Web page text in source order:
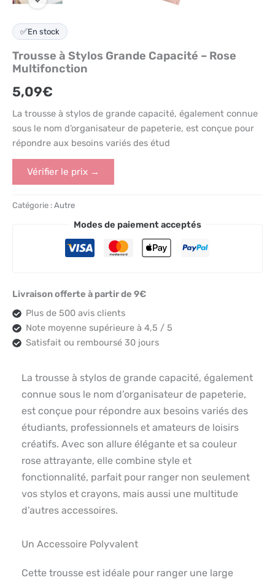
✅En stock
Trousse à Stylos Grande Capacité – Rose
Multifonction
5,09€
La trousse à stylos de grande capacité, également connue
sous le nom d’organisateur de papeterie, est conçue pour
répondre aux besoins variés des étud
Vérifier le prix →
Catégorie : Autre
Modes de paiement acceptés
Livraison offerte à partir de 9€
Plus de 500 avis clients
Note moyenne supérieure à 4,5 / 5
Satisfait ou remboursé 30 jours
La trousse à stylos de grande capacité, également
connue sous le nom d’organisateur de papeterie,
est conçue pour répondre aux besoins variés des
étudiants, professionnels et amateurs de loisirs
créatifs. Avec son allure élégante et sa couleur
rose attrayante, elle combine style et
fonctionnalité, parfait pour ranger non seulement
vos stylos et crayons, mais aussi une multitude
d’autres accessoires.
Un Accessoire Polyvalent
Cette trousse est idéale pour ranger une large